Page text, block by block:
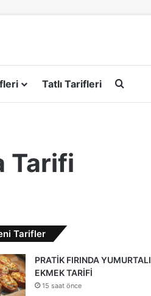
Tatlı Tarifleri
Tarifi
Tarifler
PRATİK FIRINDA YUMURTALI
EKMEK TARİFİ
15 saat önce